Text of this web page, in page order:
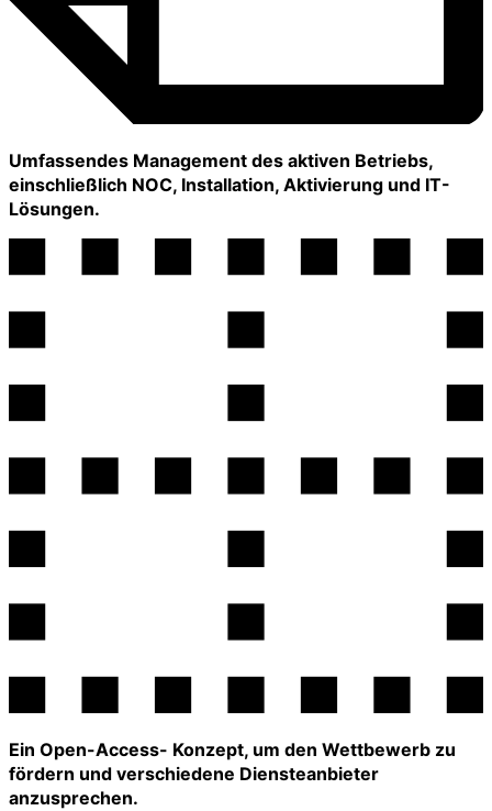
Umfassendes Management des aktiven Betriebs,
einschließlich NOC, Installation, Aktivierung und IT-
Lösungen.
Ein Open-Access- Konzept, um den Wettbewerb zu
fördern und verschiedene Diensteanbieter
anzusprechen.